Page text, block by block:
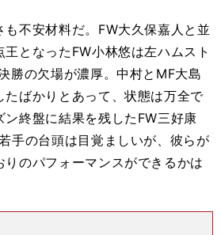
不安材料だ。FW大久保嘉人と並
となったFW小林悠は左ハムスト
勝の欠場が濃厚。中村とMF大島
たばかりとあって、状態は万全で
ン終盤に結果を残したFW三好康
手の台頭は目覚ましいが、彼らが
りのパフォーマンスができるかは